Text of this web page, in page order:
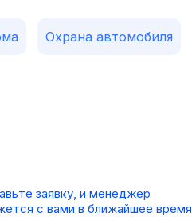
Охрана автомобиля
заявку, и менеджер
с вами в ближайшее время